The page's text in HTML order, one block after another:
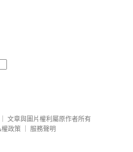
文章與圖片權利屬原作者所有
權政策
服務聲明